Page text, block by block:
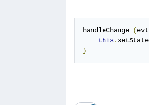
handleChange (evt
this. setState
}